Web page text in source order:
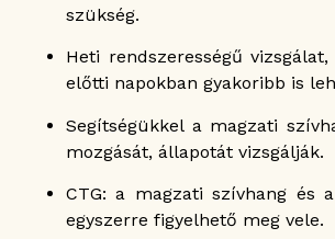
szükség.
Heti rendszerességű
előtti napokban gyakoribb is
Segítségükkel a magzati
mozgását, állapotát vizsgálják.
CTG: a magzati szívhang és
egyszerre figyelhető meg vele.